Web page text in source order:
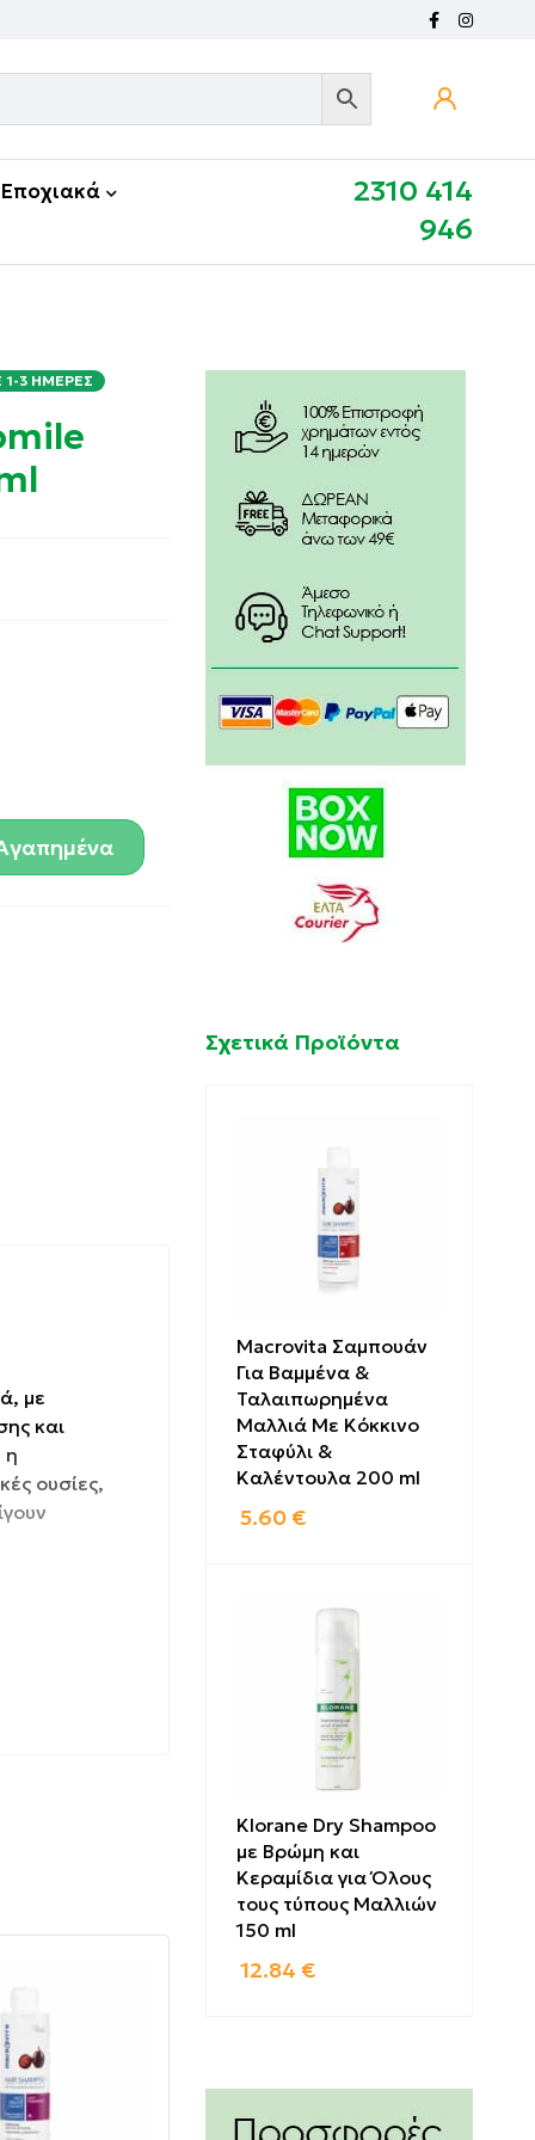
Εποχιακά
2310 414
946
3 ΗΜΈΡΕΣ
με
και
η
ουσίες,
σαμπουάν
Σχετικά Προϊόντα
Macrovita Σαμπουάν
Για Βαμμένα &
Ταλαιπωρημένα
Μαλλιά Με Κόκκινο
Σταφύλι &
Καλέντουλα 200 ml
5.60 €
Klorane Dry Shampoo
με Βρώμη και
Κεραμίδια για Όλους
τους τύπους Μαλλιών
150 ml
12.84 €